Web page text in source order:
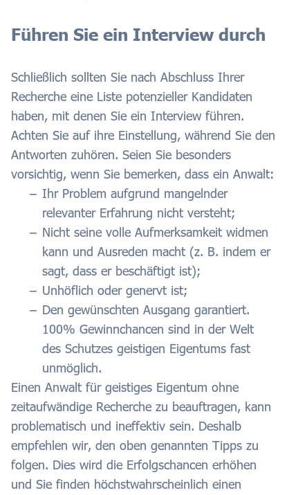
Führen Sie ein Interview durch
Schließlich sollten Sie nach Abschluss Ihrer
Recherche eine Liste potenzieller Kandidaten
haben, mit denen Sie ein Interview führen.
Achten Sie auf ihre Einstellung, während Sie den
Antworten zuhören. Seien Sie besonders
vorsichtig, wenn Sie bemerken, dass ein Anwalt:
Ihr Problem aufgrund mangelnder
relevanter Erfahrung nicht versteht;
Nicht seine volle Aufmerksamkeit widmen
kann und Ausreden macht (z. B. indem er
sagt, dass er beschäftigt ist);
Unhöflich oder genervt ist;
Den gewünschten Ausgang garantiert.
100% Gewinnchancen sind in der Welt
des Schutzes geistigen Eigentums fast
unmöglich.
Einen Anwalt für geistiges Eigentum ohne
zeitaufwändige Recherche zu beauftragen, kann
problematisch und ineffektiv sein. Deshalb
empfehlen wir, den oben genannten Tipps zu
folgen. Dies wird die Erfolgschancen erhöhen
und Sie finden höchstwahrscheinlich einen